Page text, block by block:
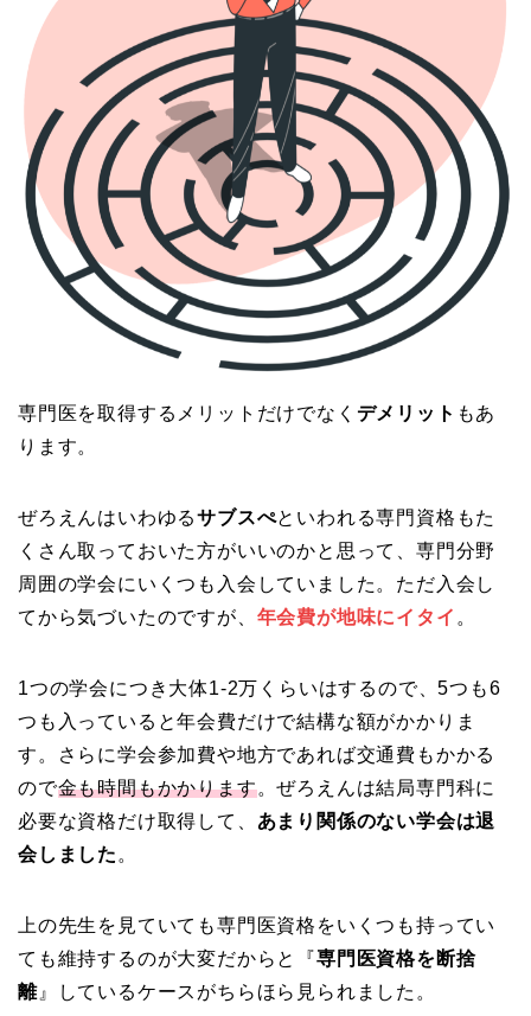
専門医を取得するメリットだけでなく デメリット もあ
ります。
ぜろえんはいわゆるサブスぺといわれる専門資格もた
くさん取っておいた方がいいのかと思って、専門分野
周囲の学会にいくつも入会していました。ただ入会し
てから気づいたのですが、 年会費が地味にイタイ 。
1つの学会につき大体1-2万くらいはするので、5つも6
つも入っていると年会費だけで結構な額がかかりま
す。さらに学会参加費や地方であれば交通費もかかる
ので金も時間もかかります。ぜろえんは結局専門科に
必要な資格だけ取得して、 あまり関係のない学会は退
会しました 。
上の先生を見ていても専門医資格をいくつも持ってい
ても維持するのが大変だからと『専門医資格を断捨
離』しているケースがちらほら見られました。